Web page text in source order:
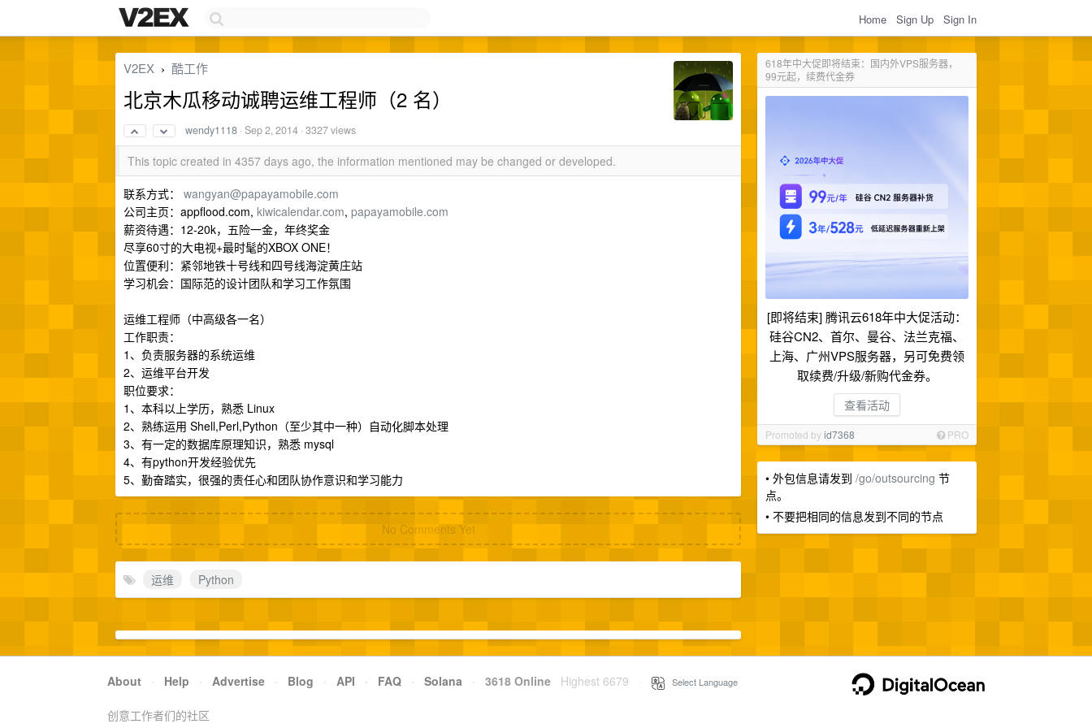
Home Sign Up Sign In
618年中大促即将结束：国内外VPS服务器，
99元起，续费代金券
[即将结束] 腾讯云618年中大促活动：
硅谷CN2、首尔、曼谷、法兰克福、
上海、广州VPS服务器，另可免费领
取续费/升级/新购代金券。
查看活动
Promoted byid7368 PRO
• 外包信息请发到 /go/outsourcing 节
点。
• 不要把相同的信息发到不同的节点
V2EX › 酷工作
北京木瓜移动诚聘运维工程师（2 名）
wendy1118 ·Sep 2, 2014 · 3327 views
This topic created in 4357 days ago, the information mentioned may be changed or developed.
联系方式： wangyan@papayamobile.com
公司主页：appflood.com, kiwicalendar.com, papayamobile.com
薪资待遇：12-20k，五险一金，年终奖金
尽享60寸的大电视+最时髦的XBOX ONE！
位置便利：紧邻地铁十号线和四号线海淀黄庄站
学习机会：国际范的设计团队和学习工作氛围
运维工程师（中高级各一名）
工作职责：
1、负责服务器的系统运维
2、运维平台开发
职位要求：
1、本科以上学历，熟悉 Linux
2、熟练运用 Shell,Perl,Python（至少其中一种）自动化脚本处理
3、有一定的数据库原理知识，熟悉 mysql
4、有python开发经验优先
5、勤奋踏实，很强的责任心和团队协作意识和学习能力
No Comments Yet
运维 Python
About · Help · Advertise · Blog · API · FAQ · Solana · 3618 Online Highest 6679 Select Language
创意工作者们的社区